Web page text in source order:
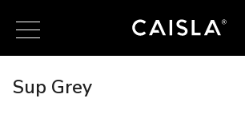
Sup Grey